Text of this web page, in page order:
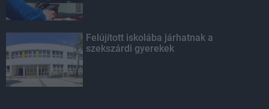
Felújított iskolába járhatnak a
szekszárdi gyerekek